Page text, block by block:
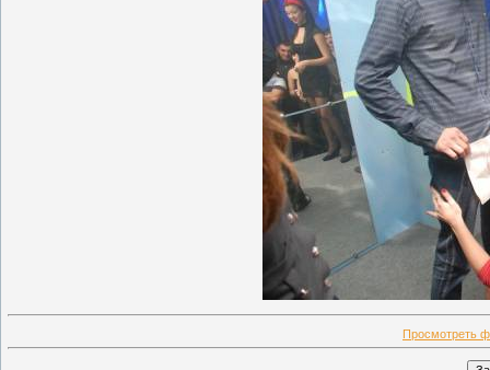
Просмотреть